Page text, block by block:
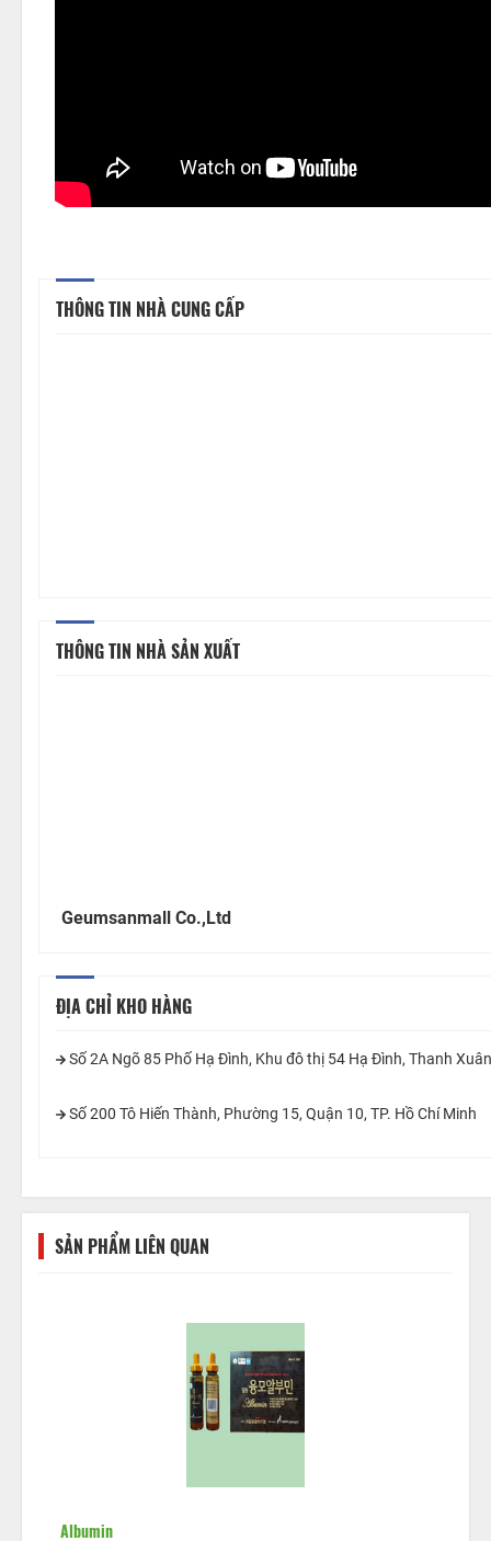
THÔNG TIN NHÀ CUNG CẤP
THÔNG TIN NHÀ SẢN XUẤT
Geumsanmall Co.,Ltd
ĐỊA CHỈ KHO HÀNG
Số 2A Ngõ 85 Phố Hạ Đình, Khu đô thị 54 Hạ Đình, Thanh
Số 200 Tô Hiến Thành, Phường 15, Quận 10, TP. Hồ Chí Minh
SẢN PHẨM LIÊN QUAN
Albumin